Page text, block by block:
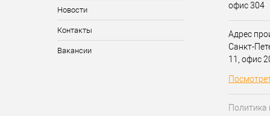
Новости
Контакты
Вакансии
офис 304
Адрес
Санкт-
11, офис
Политика